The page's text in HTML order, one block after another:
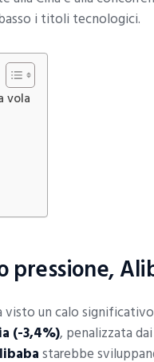
i titoli tecnologici.
vola
visto un calo significativo
(-3,4%), penalizzata dai
starebbe